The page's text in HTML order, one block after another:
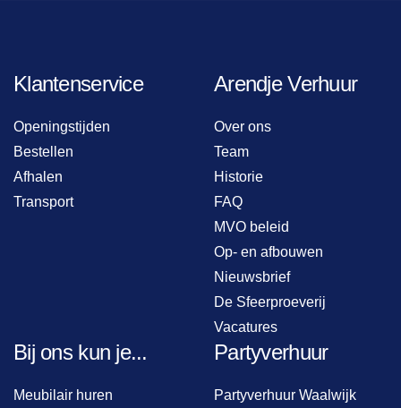
Klantenservice
Openingstijden
Bestellen
Afhalen
Transport
Arendje Verhuur
Over ons
Team
Historie
FAQ
MVO beleid
Op- en afbouwen
Nieuwsbrief
De Sfeerproeverij
Vacatures
Bij ons kun je...
Meubilair huren
Partyverhuur
Partyverhuur Waalwijk